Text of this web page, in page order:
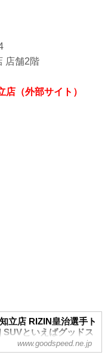
店舗2階
（外部サイト）
立店 RIZIN皇治選手ト
SUVといえばグッドス
SPEED
www.goodspeed.ne.jp